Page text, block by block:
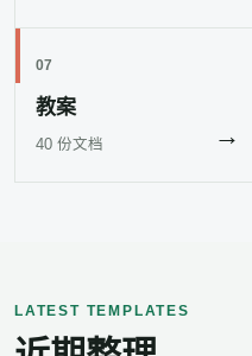
07
教案
40 份文档 →
LATEST TEMPLATES